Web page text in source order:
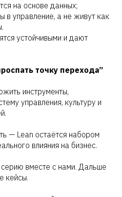
на основе данных;
в управление, а не живут как
устойчивыми и дают
точку перехода”
инструменты,
управления, культуру и
— Lean остаётся набором
влияния на бизнес.
вместе с нами. Дальше
кейсы.